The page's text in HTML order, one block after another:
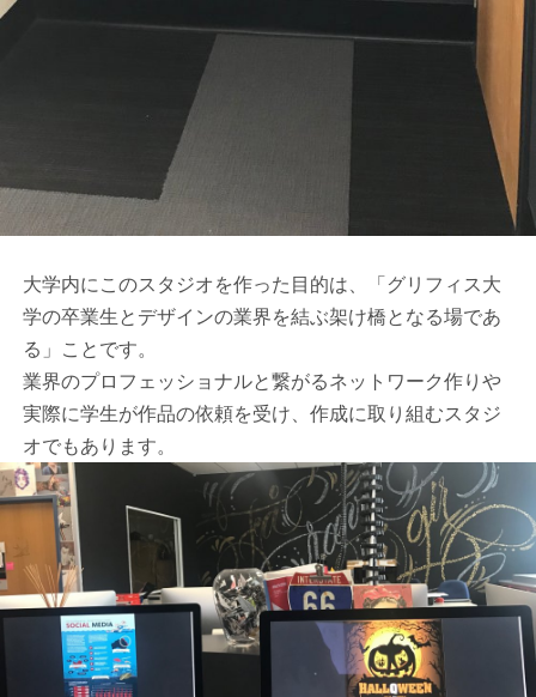
大学内にこのスタジオを作った目的は、「グリフィス大
学の卒業生とデザインの業界を結ぶ架け橋となる場であ
る」ことです。
業界のプロフェッショナルと繋がるネットワーク作りや
実際に学生が作品の依頼を受け、作成に取り組むスタジ
オでもあります。